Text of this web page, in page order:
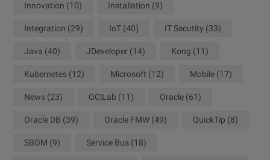
Innovation (10) Installation (9)
Integration (29) IoT (40) IT Secutity (33)
Java (40) JDeveloper (14) Kong (11)
Kubernetes (12) Microsoft (12) Mobile (17)
News (23) OC|Lab (11) Oracle (61)
Oracle DB (39) Oracle FMW (49) QuickTip (8)
SBOM (9) Service Bus (18)